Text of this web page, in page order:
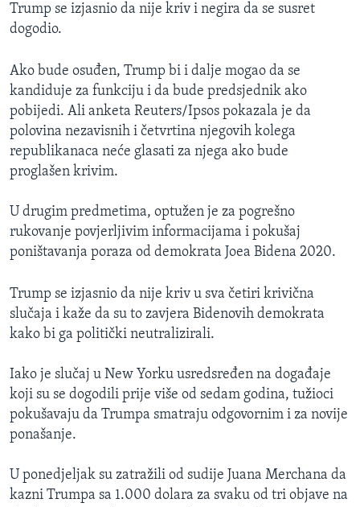
Trump se izjasnio da nije kriv i negira da se susret
dogodio.
Ako bude osuđen, Trump bi i dalje mogao da se
kandiduje za funkciju i da bude predsjednik ako
pobijedi. Ali anketa Reuters/Ipsos pokazala je da
polovina nezavisnih i četvrtina njegovih kolega
republikanaca neće glasati za njega ako bude
proglašen krivim.
U drugim predmetima, optužen je za pogrešno
rukovanje povjerljivim informacijama i pokušaj
poništavanja poraza od demokrata Joea Bidena 2020.
Trump se izjasnio da nije kriv u sva četiri krivična
slučaja i kaže da su to zavjera Bidenovih demokrata
kako bi ga politički neutralizirali.
Iako je slučaj u New Yorku usredsređen na događaje
koji su se dogodili prije više od sedam godina, tužioci
pokušavaju da Trumpa smatraju odgovornim i za novije
ponašanje.
U ponedjeljak su zatražili od sudije Juana Merchana da
kazni Trumpa sa 1.000 dolara za svaku od tri objave na